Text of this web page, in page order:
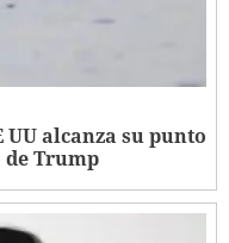
UU alcanza su punto
Trump